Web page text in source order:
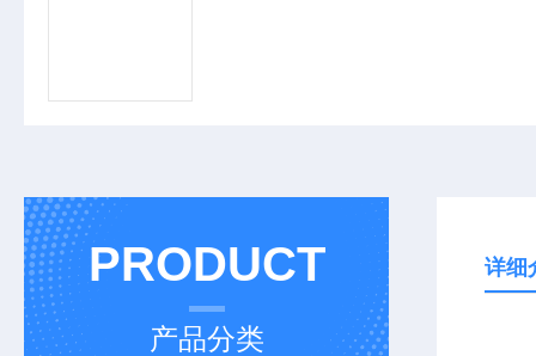
PRODUCT
产品分类
详细